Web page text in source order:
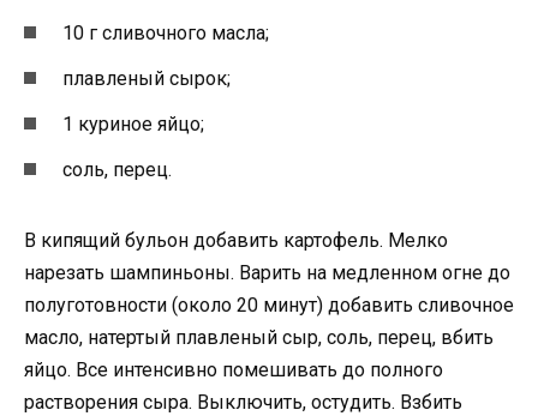
10 г сливочного масла;
плавленый сырок;
1 куриное яйцо;
соль, перец.
В кипящий бульон добавить картофель. Мелко
нарезать шампиньоны. Варить на медленном огне до
полуготовности (около 20 минут) добавить сливочное
масло, натертый плавленый сыр, соль, перец, вбить
яйцо. Все интенсивно помешивать до полного
растворения сыра. Выключить, остудить. Взбить